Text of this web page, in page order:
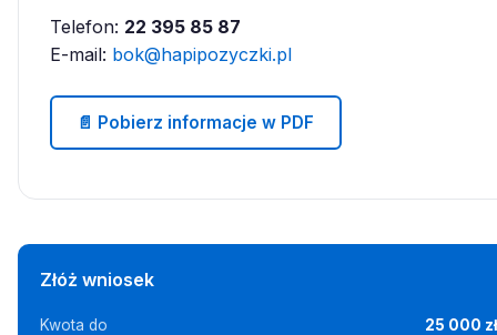
Telefon: 22 395 85 87
E-mail: bok@hapipozyczki.pl
📄 Pobierz informacje w PDF
Złóż wniosek
Kwota do 25 000 zł